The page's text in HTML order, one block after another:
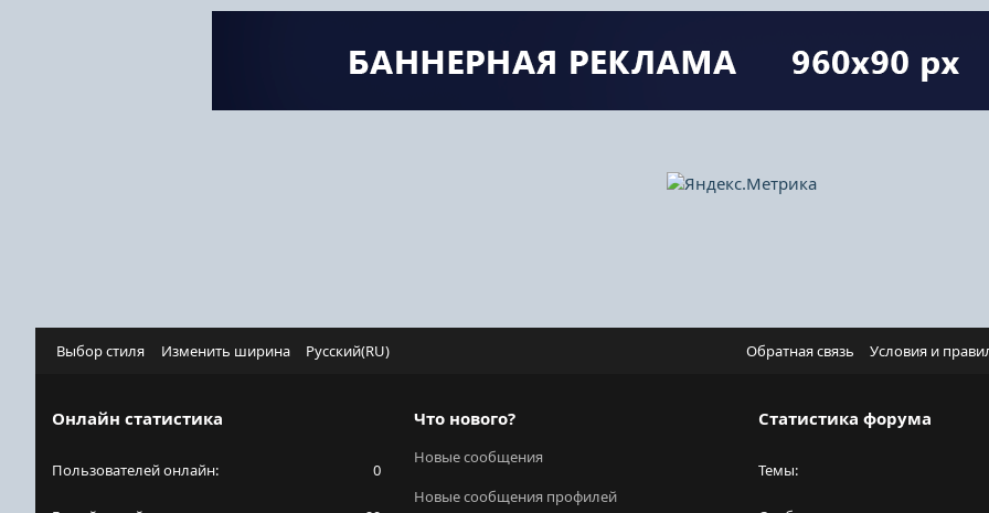
Выбор стиля Изменить ширина Русский(RU) Обратная связь Условия и
Онлайн статистика
Пользователей онлайн 0
Что нового?
Новые сообщения
Новые сообщения профилей
Статистика форума
Темы